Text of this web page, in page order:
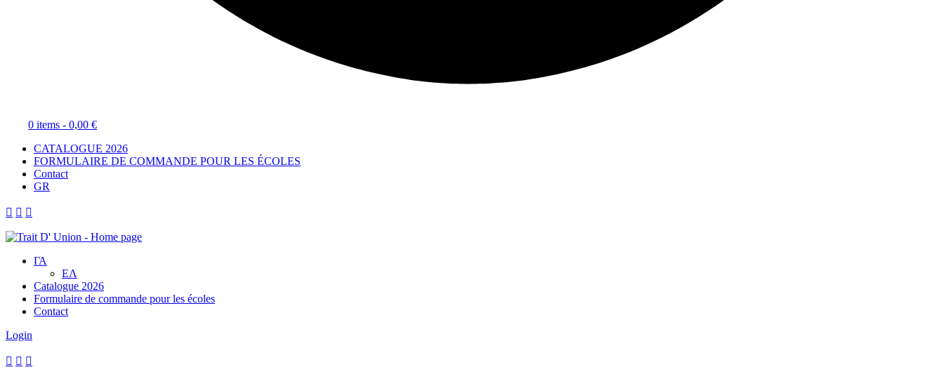
0 items - 0,00 €
CATALOGUE 2026
FORMULAIRE DE COMMANDE POUR LES ÉCOLES
Contact
GR
  
ΓΑ
ΕΛ
Catalogue 2026
Formulaire de commande pour les écoles
Contact
Login
  